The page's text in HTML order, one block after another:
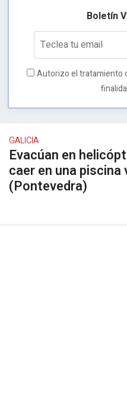
Boletín
Autorizo el tratamiento
GALICIA
Evacúan en
caer en una
(Pontevedra)